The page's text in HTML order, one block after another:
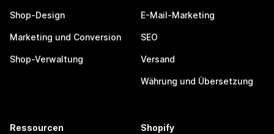
Shop-Design
Marketing und Conversion
Shop-Verwaltung
E-Mail-Marketing
SEO
Versand
Währung und Übersetzung
Ressourcen Shopify